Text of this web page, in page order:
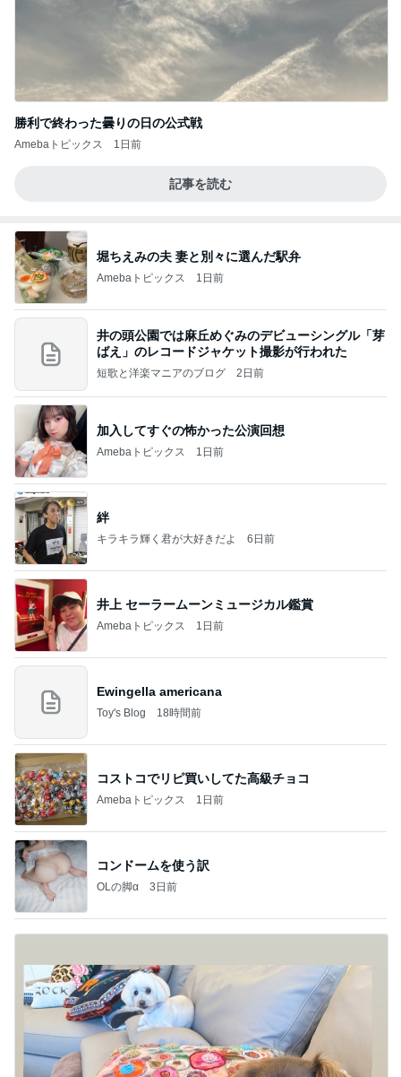
勝利で終わった曇りの日の公式戦
Amebaトピックス 1日前
記事を読む
堀ちえみの夫 妻と別々に選んだ駅弁
Amebaトピックス 1日前
井の頭公園では麻丘めぐみのデビューシングル「芽
ばえ」のレコードジャケット撮影が行われた
短歌と洋楽マニアのブログ 2日前
加入してすぐの怖かった公演回想
Amebaトピックス 1日前
絆
キラキラ輝く君が大好きだよ 6日前
井上 セーラームーンミュージカル鑑賞
Amebaトピックス 1日前
Ewingella americana
Toy's Blog 18時間前
コストコでリピ買いしてた高級チョコ
Amebaトピックス 1日前
コンドームを使う訳
OLの脚α 3日前